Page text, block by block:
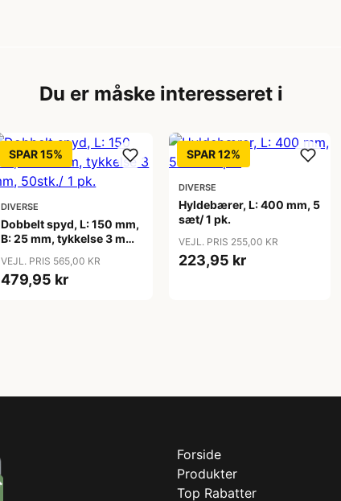
Du er måske interesseret i
SPAR 15%
DIVERSE
Dobbelt spyd, L: 150 mm,
B: 25 mm, tykkelse 3 mm,
VEJL. PRIS 565,00 KR
479,95 kr
SPAR 12%
DIVERSE
Hyldebærer, L: 400 mm, 5
sæt/ 1 pk.
VEJL. PRIS 255,00 KR
223,95 kr
Forside
Produkter
Top Rabatter